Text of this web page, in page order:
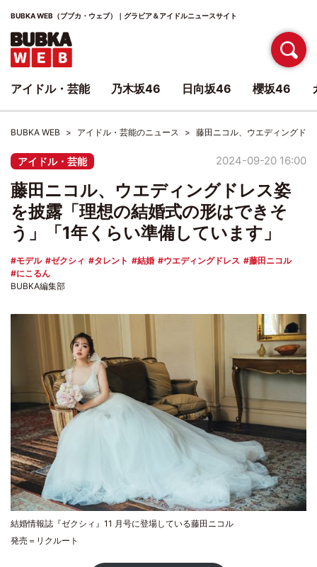
BUBKA WEB（ブブカ・ウェブ）｜グラビア＆アイドルニュースサイト
BUBKA WEB アイドル・芸能のニュース 藤田ニコル、ウエディングド
アイドル・芸能 2024-09-20 16:00
藤田ニコル、ウエディングドレス姿
を披露「理想の結婚式の形はできそ
う」「1年くらい準備しています」
モデル ゼクシィ タレント 結婚 ウエディングドレス
藤田ニコル
にこるん
BUBKA編集部
結婚情報誌『ゼクシィ』11 月号に登場している藤田ニコル
発売＝リクルート
アイドル・芸能 乃木坂46 日向坂46 櫻坂46